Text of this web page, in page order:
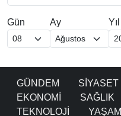
Gün Ay Yıl
GÜNDEM SİYASET
EKONOMİ
SAĞLIK
TEKNOLOJİ
YAŞAM